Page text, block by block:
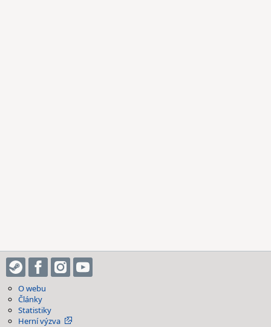
O webu
Články
Statistiky
Herní výzva